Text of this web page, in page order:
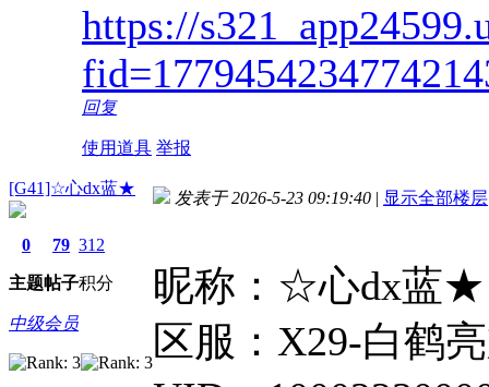
https://
回复
使用道具 举报
[G41]☆心dx蓝★
0
主题
79
帖子
312
积分
中级会员
发表于 2026-5-23 09:19:40 | 显示全部楼层
昵称：☆心dx蓝★
区服：X29-白鹤